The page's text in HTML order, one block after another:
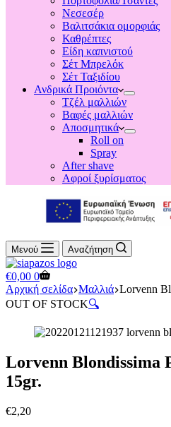
Νεσεσέρ
Βαλιτσάκια ομορφιάς
Καθρέπτες
Είδη καπνιστού
Σέτ Μπρελόκ
Σέτ Ταξιδίου
Ανδρικά Προιόντα
Τζέλ μαλλιών
Βαφές μαλλιών
Αποσμητικά
Roll on
Spray
After shave
Αφροί ξυρίσματος
Μενού Αναζήτηση
Shopping
cart
€0,00 0
Αρχική σελίδα Μαλλιά Lorvenn
OUT OF STOCK🔍
Lorvenn Blondissima
15gr.
€2,20